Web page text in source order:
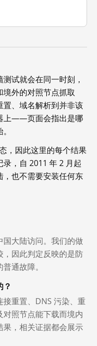
试就会在同一时刻，
外的对照节点抓取
、域名解析到并非该
上——页面会指出是哪
，因此这里的每个结果
，自 2011 年 2 月起
，也不需要安装任何东
大陆访问。我们的做
因此判定反映的是防
通故障。
？
重置、DNS 污染、重
照节点能下载而境内
，相关证据都会展示